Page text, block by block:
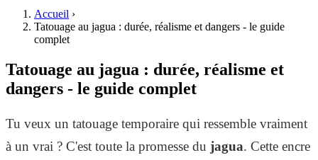
Accueil ›
Tatouage au jagua : durée, réalisme et dangers - le guide
complet
Tatouage au jagua : durée, réalisme et
dangers - le guide complet
Tu veux un tatouage temporaire qui ressemble vraiment
à un vrai ? C'est toute la promesse du jagua. Cette encre